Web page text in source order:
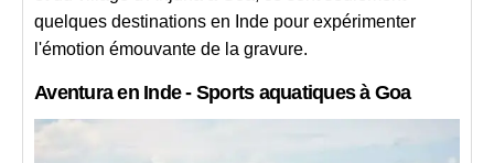
quelques destinations en Inde pour expérimenter
l'émotion émouvante de la gravure.
Aventura en Inde - Sports aquatiques à Goa